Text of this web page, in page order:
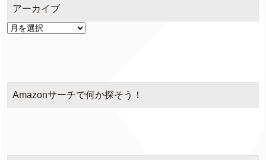
アーカイブ
ア
Amazonサーチで何か探そう！